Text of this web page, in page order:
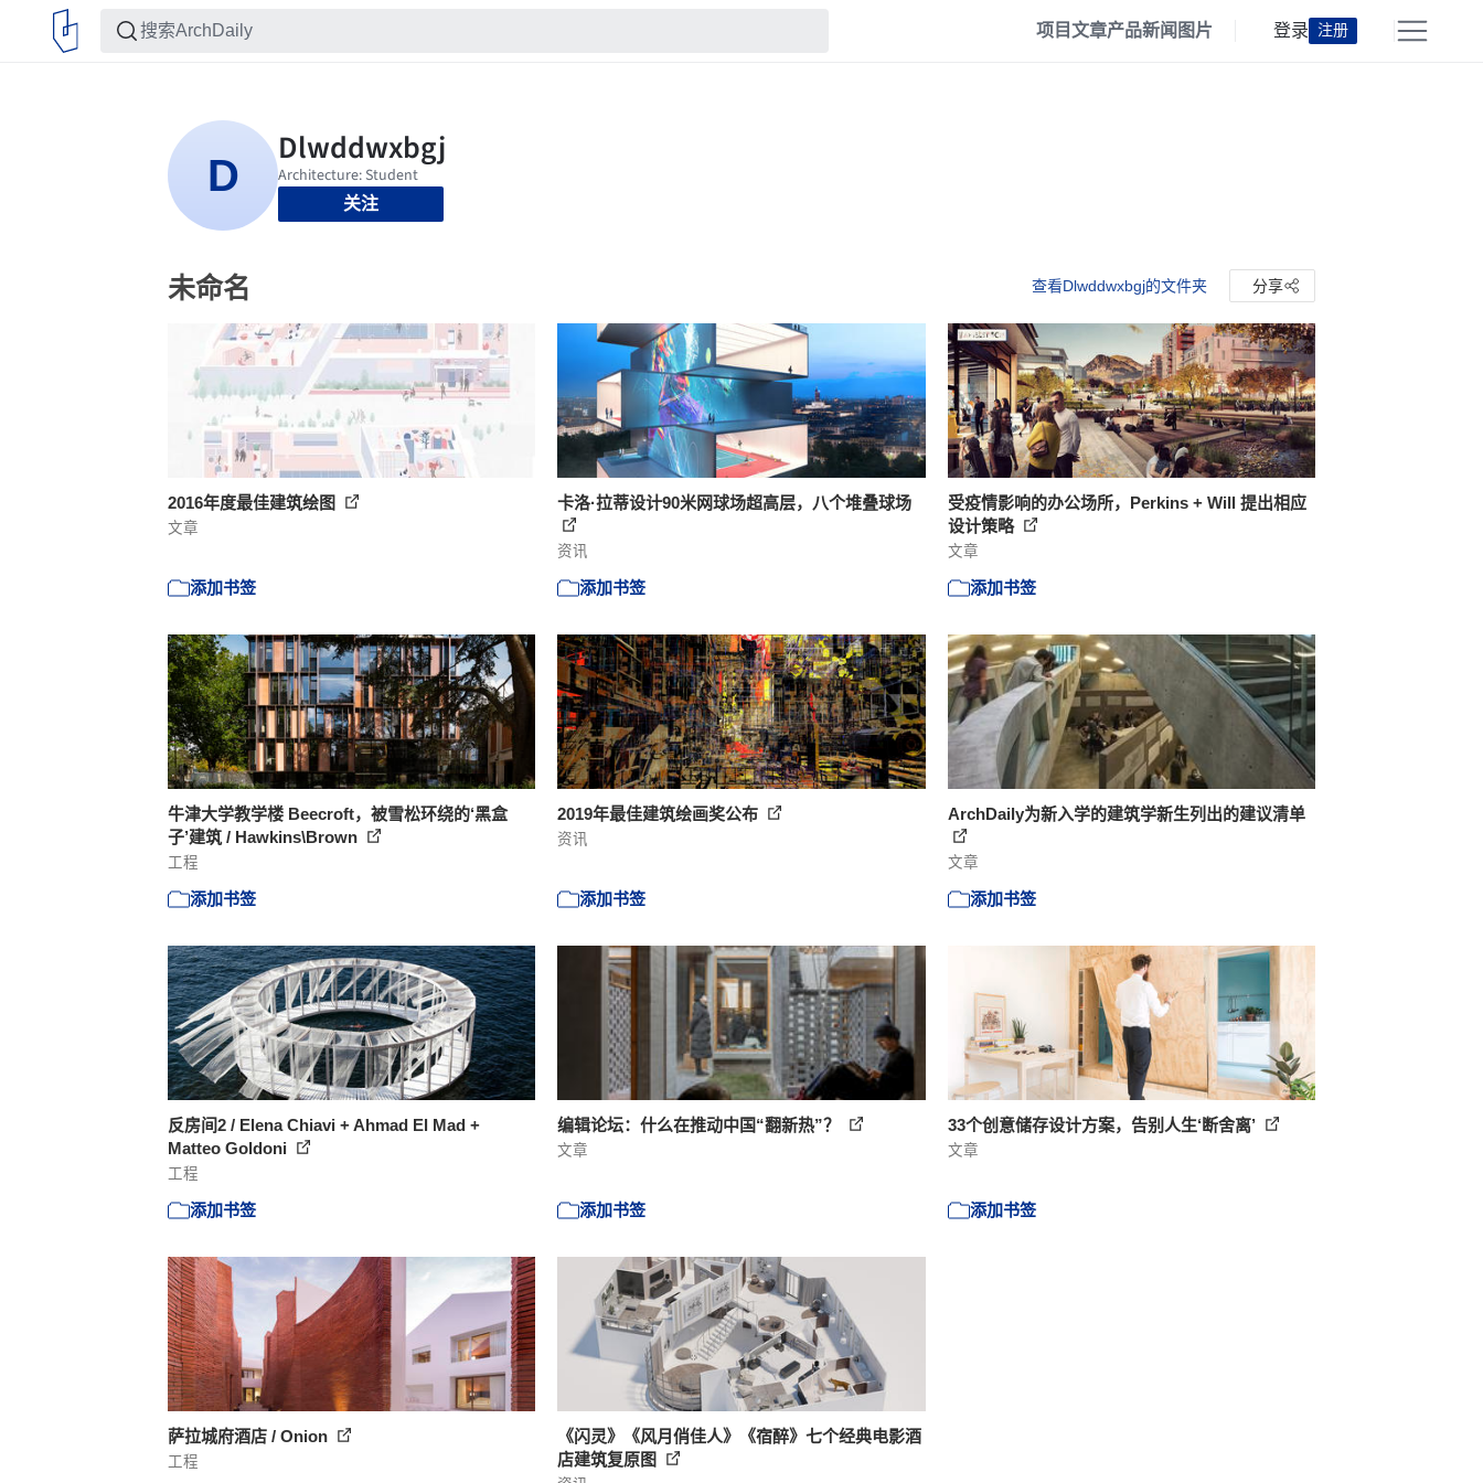
项目文章产品新闻 图片 登录 注册
关注
未命名 查看Dlwddwxbgj的文件夹 分享
2016年度最佳建筑绘图
文章
添加书签
卡洛·拉蒂设计90米网球场超高层，八个堆叠球场
资讯
添加书签
受疫情影响的办公场所，Perkins + Will 提出相应
设计策略
文章
添加书签
牛津大学教学楼 Beecroft，被雪松环绕的‘黑盒
子’建筑 / Hawkins\Brown
工程
添加书签
2019年最佳建筑绘画奖公布
资讯
添加书签
ArchDaily为新入学的建筑学新生列出的建议清单
文章
添加书签
反房间2 / Elena Chiavi + Ahmad El Mad +
Matteo Goldoni
工程
添加书签
编辑论坛：什么在推动中国“翻新热”？
文章
添加书签
33个创意储存设计方案，告别人生‘断舍离’
文章
添加书签
萨拉城府酒店 / Onion
工程
《闪灵》《风月俏佳人》《宿醉》七个经典电影酒
店建筑复原图